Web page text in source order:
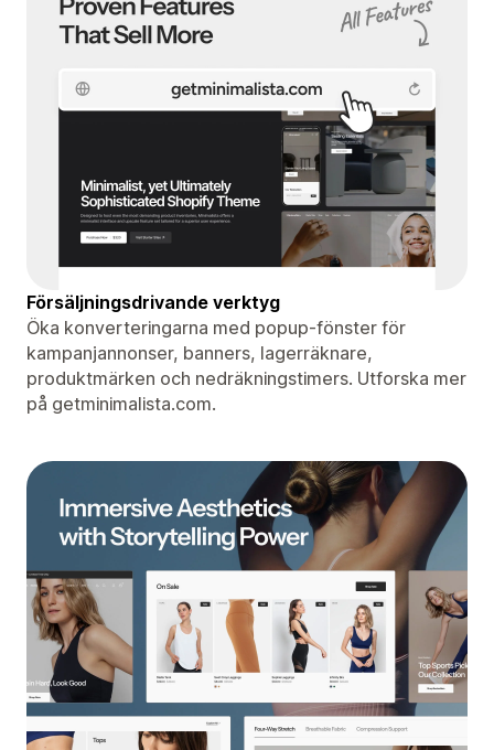
Försäljningsdrivande verktyg
Öka konverteringarna med popup-fönster för
kampanjannonser, banners, lagerräknare,
produktmärken och nedräkningstimers. Utforska mer
på getminimalista.com.